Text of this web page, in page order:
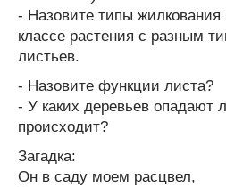
- Назовите типы жилкования
классе растения с разным
листьев.
- Назовите функции листа?
- У каких деревьев опадают
происходит?
Загадка:
Он в саду моем расцвел,